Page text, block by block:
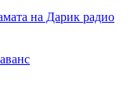
на Дарик радио